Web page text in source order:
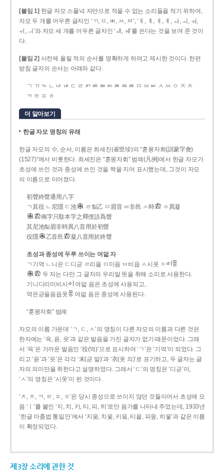
[붙임 1] 한글 자모 스물넉 자만으로 적을 수 없는 소리들을 적기 위하여,
자모 두 개를 어우른 글자인 ‘ㄲ, ㄸ, ㅃ, ㅆ, ㅉ’, ‘ㅐ, ㅒ, ㅔ, ㅖ, ㅘ, ㅚ, ㅝ,
ㅟ, ㅢ’와 자모 세 개를 어우른 글자인 ‘ㅙ, ㅞ’를 쓴다는 것을 보여 준 것이
다.
[붙임 2] 사전에 올릴 적의 순서를 명확하게 하려고 제시한 것이다. 한편
받침 글자의 순서는 아래와 같다.
ㄱ ㄲ ㄳ ㄴ ㄵ ㄶ ㄷ ㄹ ㄺ ㄻ ㄼ ㄽ ㄾ ㄿ ㅀ ㅁ ㅂ ㅄ ㅅ ㅆ ㅇ ㅈ ㅊ
ㅋ ㅌ ㅍ ㅎ
더 알아보기
한글 자모 명칭의 유래
한글 자모의 수, 순서, 이름은 최세진(崔世珍)의 “훈몽자회(訓蒙字會)
(1527)”에서 비롯한다. 최세진은 “훈몽자회” 범례(凡例)에서 한글 자모가
초성에 쓰인 것과 종성에 쓰인 것을 짝을 지어 표시했는데, 그것이 자모
의 이름으로 이어졌다.
初聲終聲通用八字
ㄱ其役 ㄴ尼隱 ㄷ池
ㄹ梨乙 ㅁ眉音 ㅂ非邑 ㅅ時
ㆁ異凝
兩字只取本字之釋俚語爲聲
其尼池梨眉非時異八音用於初聲
役隱
乙音邑 凝八音用於終聲
초성과 종성에 두루 쓰이는 여덟 자
ㄱ기역 ㄴ니은 ㄷ디귿 ㄹ리을 ㅁ미음 ㅂ비읍 ㅅ시옷 ㆁ
두 자는 다만 그 글자의 우리말 뜻을 취해 소리로 사용한다.
기니디리미비시
여덟 음은 초성에 사용되고,
역은귿을음읍옷
여덟 음은 종성에 사용된다.
“훈몽자회” 범례
자모의 이름 가운데 ‘ㄱ, ㄷ, ㅅ’의 명칭이 다른 자모의 이름과 다른 것은
한자에는 ‘윽, 읃, 읏’과 같은 발음을 가진 글자가 없기 때문이었다. 그래
서 ‘윽’은 가까운 발음인 ‘役(역)’으로 표시하여 ‘ㄱ’은 ‘기역’이 되었다. 그
리고 ‘읃’과 ‘읏’은 각각 ‘末(귿 말)’과 ‘衣(옷 의)’로 표기하고, 두 글자는 글
자의 의미만을 취한다고 설명하였다. 그래서 ‘ㄷ’의 명칭은 ‘디귿’이,
‘ㅅ’의 명칭은 ‘시옷’이 된 것이다.
‘ㅈ, ㅊ, ㅋ, ㅌ, ㅍ, ㅎ’은 당시 종성으로 쓰이지 않던 것들이어서 초성에 모
음 ‘ㅣ’를 붙인 ‘지, 치, 키, 티, 피, 히’로만 음가를 나타내 주었는데, 1933년
‘한글 마춤법 통일안’에서 ‘지읒, 치읓, 키읔, 티읕, 피읖, 히읗’과 같은 이름
이 확정되었다.
제3장 소리에 관한 것